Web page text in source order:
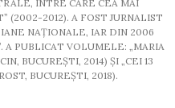
ÎNTRE CARE CEA MAI
(2002-2012). A FOST JURNALIST
NAȚIONALE, IAR DIN 2006
A PUBLICAT VOLUMELE: „MARIA
BUCUREȘTI, 2014) ȘI „CEI 13
BUCUREȘTI, 2018).